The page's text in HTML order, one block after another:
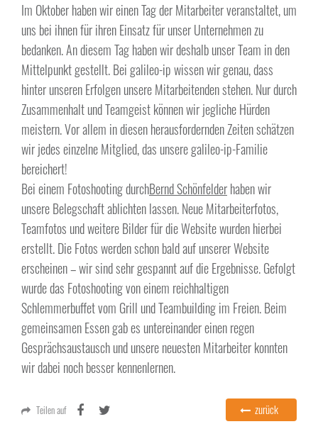
Im Oktober haben wir einen Tag der Mitarbeiter veranstaltet, um
uns bei ihnen für ihren Einsatz für unser Unternehmen zu
bedanken. An diesem Tag haben wir deshalb unser Team in den
Mittelpunkt gestellt. Bei galileo-ip wissen wir genau, dass
hinter unseren Erfolgen unsere Mitarbeitenden stehen. Nur durch
Zusammenhalt und Teamgeist können wir jegliche Hürden
meistern. Vor allem in diesen herausfordernden Zeiten schätzen
wir jedes einzelne Mitglied, das unsere galileo-ip-Familie
bereichert!
Bei einem Fotoshooting durchBernd Schönfelderhaben wir
unsere Belegschaft ablichten lassen. Neue Mitarbeiterfotos,
Teamfotos und weitere Bilder für die Website wurden hierbei
erstellt. Die Fotos werden schon bald auf unserer Website
erscheinen – wir sind sehr gespannt auf die Ergebnisse. Gefolgt
wurde das Fotoshooting von einem reichhaltigen
Schlemmerbuffet vom Grill und Teambuilding im Freien. Beim
gemeinsamen Essen gab es untereinander einen regen
Gesprächsaustausch und unsere neuesten Mitarbeiter konnten
wir dabei noch besser kennenlernen.
Teilen auf zurück